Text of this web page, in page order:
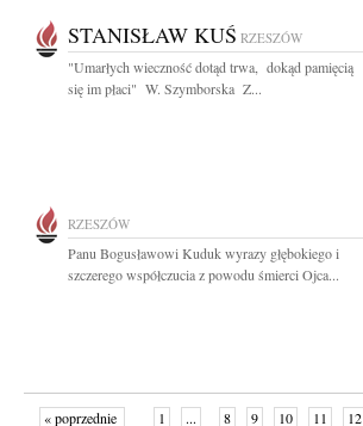
STANISŁAW KUŚ RZESZÓW
"Umarłych wieczność dotąd trwa, dokąd pamięcią
się im płaci" W. Szymborska Z...
RZESZÓW
Panu Bogusławowi Kuduk wyrazy głębokiego i
szczerego współczucia z powodu śmierci Ojca...
« poprzednie 1 ... 8 9 10 11 12